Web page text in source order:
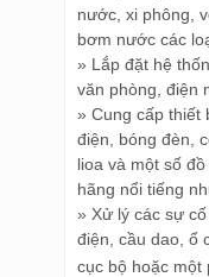
nước, xi phông,
bơm nước các
» Lắp đặt hệ
văn phòng, điện
» Cung cấp thiết
điện, bóng đèn,
lioa và một số
hãng nổi tiếng
» Xử lý các sự
điện, cầu dao, ổ
cục bộ hoặc một